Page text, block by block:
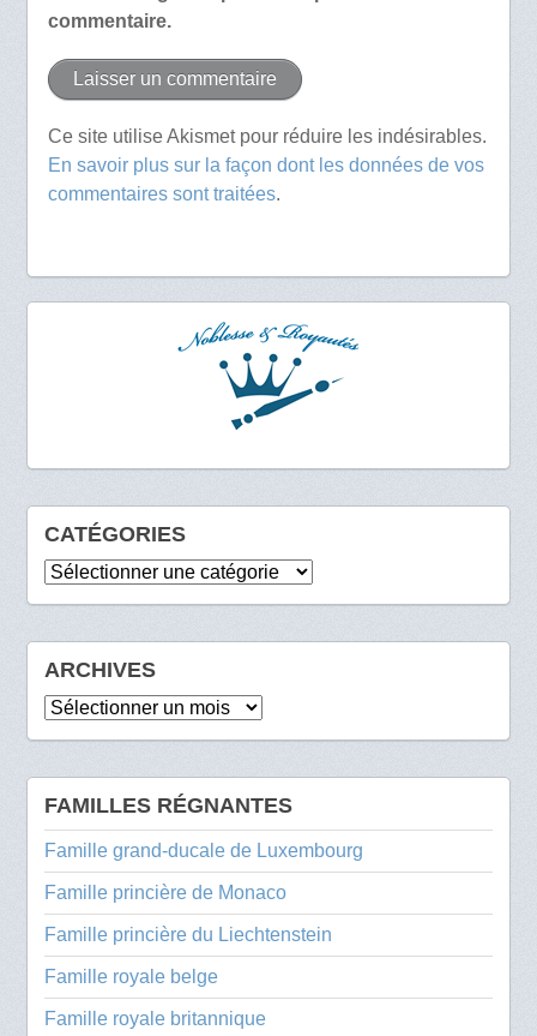
commentaire.
Ce site utilise Akismet pour réduire les indésirables.
En savoir plus sur la façon dont les données de vos
commentaires sont traitées.
CATÉGORIES
Catégories
ARCHIVES
Archives
FAMILLES RÉGNANTES
Famille grand-ducale de Luxembourg
Famille princière de Monaco
Famille princière du Liechtenstein
Famille royale belge
Famille royale britannique